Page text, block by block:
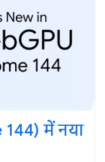
में नया